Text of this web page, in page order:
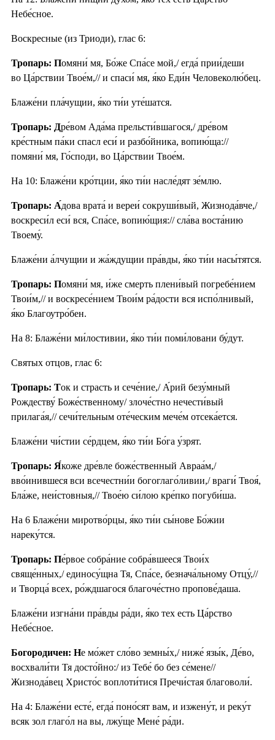
Небе́сное.
Воскресные (из Триоди), глас 6:
Тропарь: Помяни́ мя, Бо́же Спа́се мой,/ егда́ прии́деши
во Ца́рствии Твое́м,// и спаси́ мя, я́ко Еди́н Человеколю́бец.
Блаже́ни пла́чущии, я́ко ти́и уте́шатся.
Тропарь: Дре́вом Ада́ма прельсти́вшагося,/ дре́вом
кре́стным па́ки спасл еси́ и разбо́йника, вопию́ща://
помяни́ мя, Го́споди, во Ца́рствии Твое́м.
На 10: Блаже́ни кро́тции, я́ко ти́и насле́дят зе́млю.
Тропарь: А́дова врата́ и вереи́ сокруши́вый, Жизнода́вче,/
воскреси́л еси́ вся, Спа́се, вопию́щия:// сла́ва воста́нию
Твоему́.
Блаже́ни а́лчущии и жа́ждущии пра́вды, я́ко ти́и насы́тятся.
Тропарь: Помяни́ мя, и́же смерть плени́вый погребе́нием
Твои́м,// и воскресе́нием Твои́м ра́дости вся испо́лнивый,
я́ко Благоутро́бен.
На 8: Блаже́ни ми́лостивии, я́ко ти́и поми́ловани бу́дут.
Святых отцов, глас 6:
Тропарь: Ток и страсть и сече́ние,/ А́рий безу́мный
Рождеству́ Боже́ственному/ злоче́стно нечести́вый
прилага́я,// сечи́тельным оте́ческим мече́м отсека́ется.
Блаже́ни чи́стии се́рдцем, я́ко ти́и Бо́га у́зрят.
Тропарь: Я́коже дре́вле боже́ственный Авраа́м,/
вво́инившеся вси всечестни́и богоглаго́ливии,/ враги́ Твоя́,
Бла́же, неи́стовныя,// Твое́ю си́лою кре́пко погуби́ша.
На 6 Блаже́ни миротво́рцы, я́ко ти́и сы́нове Бо́жии
нареку́тся.
Тропарь: Пе́рвое собра́ние собра́вшееся Твои́х
свяще́нных,/ единосу́щна Тя, Спа́се, безнача́льному Отцу́,//
и Творца́ всех, ро́ждшагося благоче́стно пропове́даша.
Блаже́ни изгна́ни пра́вды ра́ди, я́ко тех есть Ца́рство
Небе́сное.
Богородичен: Не мо́жет сло́во земны́х,/ ниже́ язы́к, Де́во,
восхвали́ти Тя досто́йно:/ из Тебе́ бо без се́мене//
Жизнода́вец Христо́с воплоти́тися Пречи́стая благоволи́.
На 4: Блаже́ни есте́, егда́ поно́сят вам, и изжену́т, и реку́т
всяк зол глаго́л на вы, лжу́ще Мене́ ра́ди.